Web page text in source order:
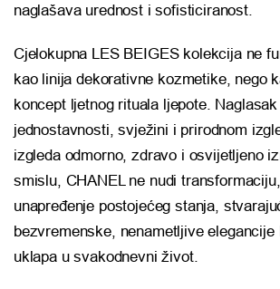
naglašava urednost i sofisticiranost.
Cjelokupna LES BEIGES kolekcija ne
kao linija dekorativne kozmetike, nego
koncept ljetnog rituala ljepote.
jednostavnosti, svježini i prirodnom
izgleda odmorno, zdravo i osvijetljeno
smislu, CHANEL ne nudi
unapređenje postojećeg stanja,
bezvremenske, nenametljive
uklapa u svakodnevni život.